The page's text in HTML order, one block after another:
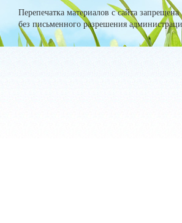
Перепечатка материалов с сайта запрещена
без письменного разрешения